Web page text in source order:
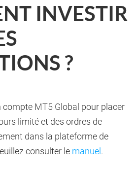
INVESTIR
?
compte MT5 Global pour placer
limité et des ordres de
dans la plateforme de
consulter le manuel .